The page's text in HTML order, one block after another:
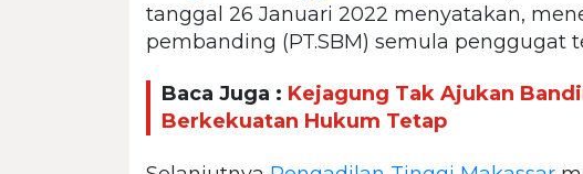
tanggal 26 Januari 2022 menyatakan,
pembanding (PT.SBM) semula penggugat
Baca Juga : Kejagung Tak Ajukan
Berkekuatan Hukum Tetap